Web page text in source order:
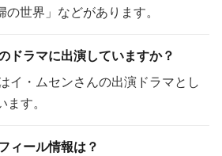
の世界」などがあります。
ドラマに出演していますか？
イ・ムセンさんの出演ドラマとし
す。
ィール情報は？